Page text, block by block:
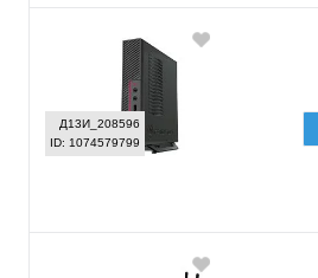
Д13И_208596
ID: 1074579799